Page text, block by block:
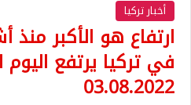
أخبار تركيا
ارتفاع هو الأكبر
في تركيا يرتفع اليوم
03.08.2022